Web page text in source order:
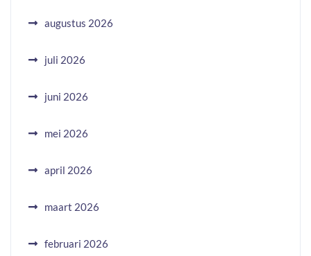
augustus 2026
juli 2026
juni 2026
mei 2026
april 2026
maart 2026
februari 2026